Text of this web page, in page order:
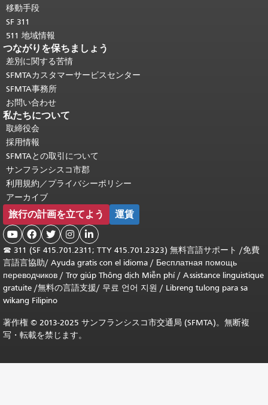
移動手段
SF 311
511 地域情報
つながりを保ちましょう
差別に関する苦情
SFMTAカスタマーサービスセンター
SFMTA事務所
お問い合わせ
私たちについて
取締役会
採用情報
SFMTAとの取引について
サンフランシスコ市郡
利用規約／プライバシーポリシー
アーカイブ
旅行の計画を立てよう 運賃
    
☎ 311 (SF 415.701.2311; TTY 415.701.2323) 無料言語サポート /免費
言語言協助/ Ayuda gratis con el idioma / Бесплатная помощь
переводчиков / Trợ giúp Thông dịch Miễn phí/ Assistance linguistique
gratuite /無料の言語支援/ 무료 언어 지원 / Libreng tulong para sa
wikang Filipino
著作権 © 2013-2025 サンフランシスコ市交通局 (SFMTA)。無断複
写・転載を禁じます。